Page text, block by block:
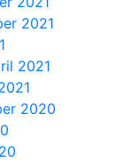
2021
2021
2020